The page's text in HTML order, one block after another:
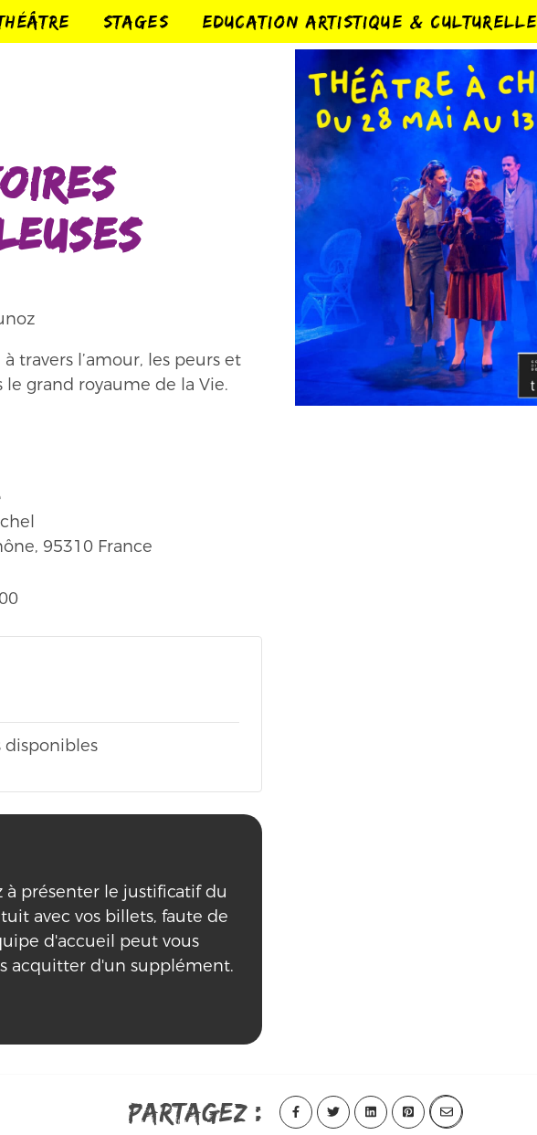
STAGES EDUCATION ARTISTIQUE & CULTURELLE
travers l’amour, les peurs et
le grand royaume de la Vie.
, 95310 France
disponibles
à présenter le justificatif du
avec vos billets, faute de
d'accueil peut vous
acquitter d'un supplément.
Partagez :